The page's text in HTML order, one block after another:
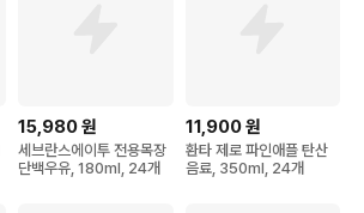
15,980원
세브란스에이투 전용목장
단백우유, 180ml, 24개
11,900원
환타 제로 파인애플 탄산
음료, 350ml, 24개